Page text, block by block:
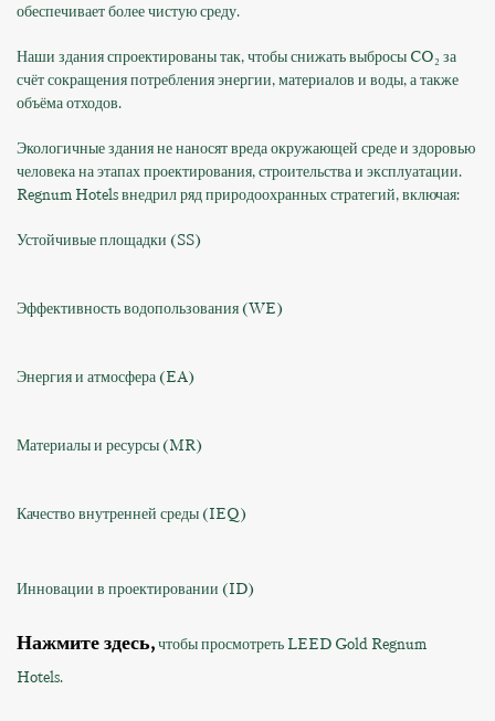
обеспечивает более чистую среду.
Наши здания спроектированы так, чтобы снижать выбросы CO₂ за
счёт сокращения потребления энергии, материалов и воды, а также
объёма отходов.
Экологичные здания не наносят вреда окружающей среде и здоровью
человека на этапах проектирования, строительства и эксплуатации.
Regnum Hotels внедрил ряд природоохранных стратегий, включая:
Устойчивые площадки (SS)
Эффективность водопользования (WE)
Энергия и атмосфера (EA)
Материалы и ресурсы (MR)
Качество внутренней среды (IEQ)
Инновации в проектировании (ID)
Нажмитездесь,чтобы просмотреть LEED Gold Regnum
Hotels.